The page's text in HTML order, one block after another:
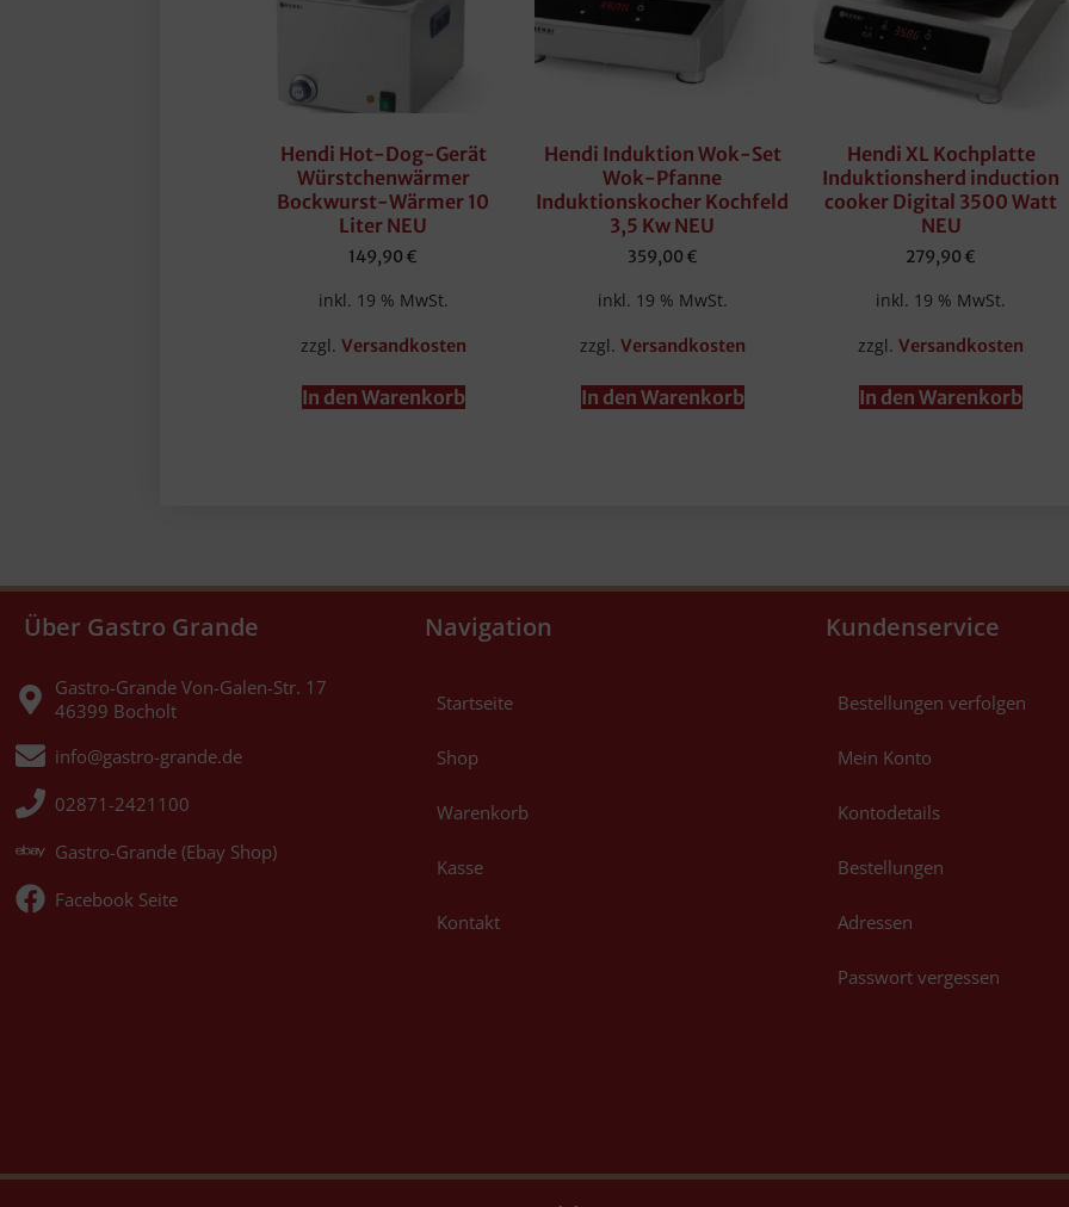
Hendi Hot-Dog-Gerät
Würstchenwärmer
Bockwurst-Wärmer 10
Liter NEU
149,90 €
inkl. 19 % MwSt.
zzgl. Versandkosten
In den Warenkorb
Hendi Induktion Wok-Set
Wok-Pfanne
Induktionskocher Kochfeld
3,5 Kw NEU
359,00 €
inkl. 19 % MwSt.
zzgl. Versandkosten
In den Warenkorb
Hendi XL Kochplatte
Induktionsherd induction
cooker Digital 3500 Watt
NEU
279,90 €
inkl. 19 % MwSt.
zzgl.Versandkosten
In den Warenkorb
Über Gastro Grande
Gastro-Grande Von-Galen-Str. 17
46399 Bocholt
info@gastro-grande.de
02871-2421100
Gastro-Grande (Ebay Shop)
Facebook Seite
Navigation
Startseite
Shop
Warenkorb
Kasse
Kontakt
Kundenservice
Bestellungen verfolgen
Mein Konto
Kontodetails
Bestellungen
Adressen
Passwort vergessen